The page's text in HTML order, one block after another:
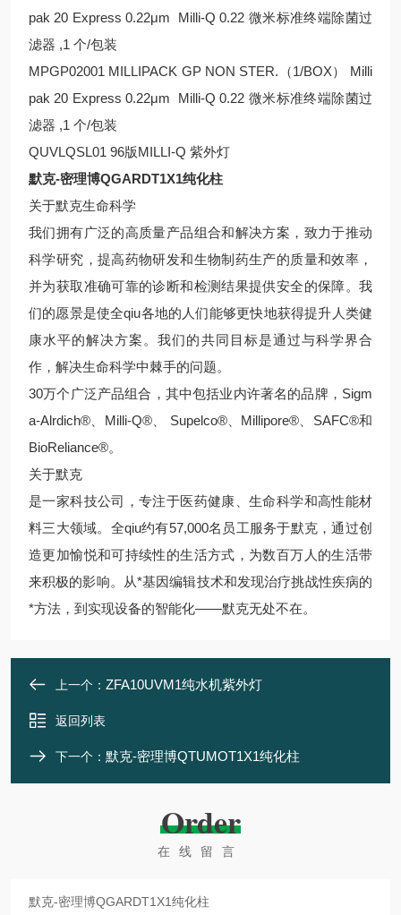
pak 20 Express 0.22μm Milli-Q 0.22 微米标准终端除菌过
滤器 ,1 个/包装
MPGP02001 MILLIPACK GP NON STER.（1/BOX） Milli
pak 20 Express 0.22μm Milli-Q 0.22 微米标准终端除菌过
滤器 ,1 个/包装
QUVLQSL01 96版MILLI-Q 紫外灯
默克-密理博QGARDT1X1纯化柱
关于默克生命科学
我们拥有广泛的高质量产品组合和解决方案，致力于推动
科学研究，提高药物研发和生物制药生产的质量和效率，
并为获取准确可靠的诊断和检测结果提供安全的保障。我
们的愿景是使全qiu各地的人们能够更快地获得提升人类健
康水平的解决方案。我们的共同目标是通过与科学界合
作，解决生命科学中棘手的问题。
30万个广泛产品组合，其中包括业内许著名的品牌，Sigm
a-Alrdich®、Milli-Q®、 Supelco®、Millipore®、SAFC®和
BioReliance®。
关于默克
是一家科技公司，专注于医药健康、生命科学和高性能材
料三大领域。全qiu约有57,000名员工服务于默克，通过创
造更加愉悦和可持续性的生活方式，为数百万人的生活带
来积极的影响。从*基因编辑技术和发现治疗挑战性疾病的
*方法，到实现设备的智能化——默克无处不在。
上一个： ZFA10UVM1纯水机紫外灯
返回列表
下一个： 默克-密理博QTUMOT1X1纯化柱
Order
在线留言